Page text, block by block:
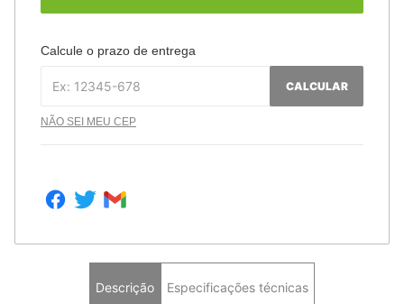
Calcule o prazo de entrega
CALCULAR
NÃO SEI MEU CEP
Descrição Especificações técnicas